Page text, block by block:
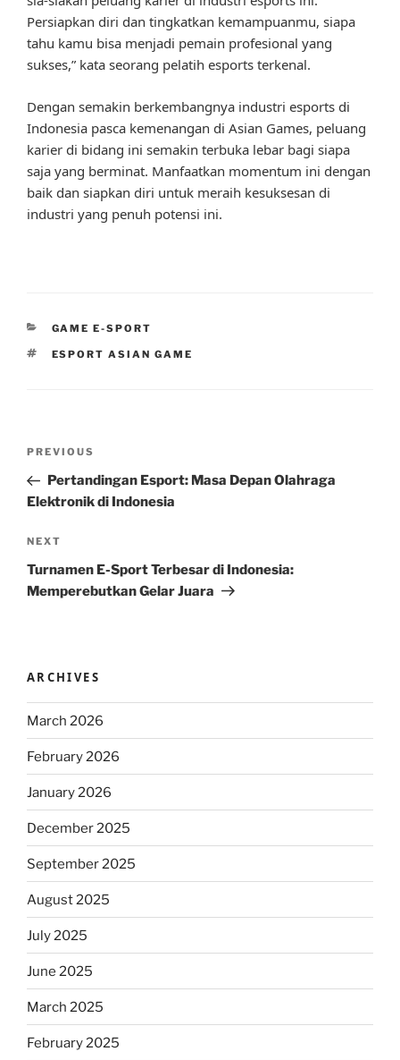
Persiapkan diri dan tingkatkan kemampuanmu, siapa
tahu kamu bisa menjadi pemain profesional yang
sukses,” kata seorang pelatih esports terkenal.
Dengan semakin berkembangnya industri esports di
Indonesia pasca kemenangan di Asian Games, peluang
karier di bidang ini semakin terbuka lebar bagi siapa
saja yang berminat. Manfaatkan momentum ini dengan
baik dan siapkan diri untuk meraih kesuksesan di
industri yang penuh potensi ini.
CATEGORIES
GAME E-SPORT
TAGS
ESPORT ASIAN GAME
Previous
Post
PREVIOUS
Pertandingan Esport: Masa Depan Olahraga
Elektronik di Indonesia
Next
Post
NEXT
Turnamen E-Sport Terbesar di Indonesia:
Memperebutkan Gelar Juara
ARCHIVES
March 2026
February 2026
January 2026
December 2025
September 2025
August 2025
July 2025
June 2025
March 2025
February 2025